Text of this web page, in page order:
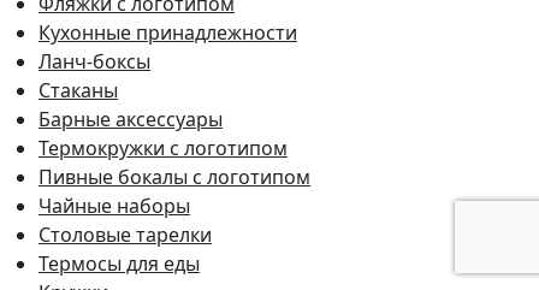
Кухонные принадлежности
Ланч-боксы
Стаканы
Барные аксессуары
Термокружки с логотипом
Пивные бокалы с логотипом
Чайные наборы
Столовые тарелки
Термосы для еды